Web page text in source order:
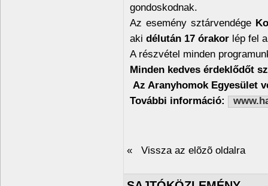
gondoskodnak.
Az esemény sztárvendége
aki délután 17 órakor lép fel
A részvétel minden
Minden kedves érdeklődőt
Az Aranyhomok Egyesület
További információ:
« Vissza az elõzõ oldalra